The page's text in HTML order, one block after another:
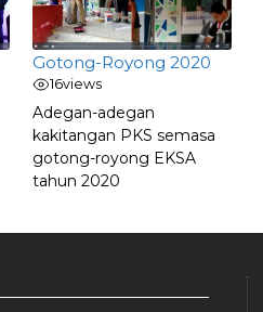
Gotong-Royong 2020
16views
Adegan-adegan
kakitangan PKS semasa
gotong-royong EKSA
tahun 2020